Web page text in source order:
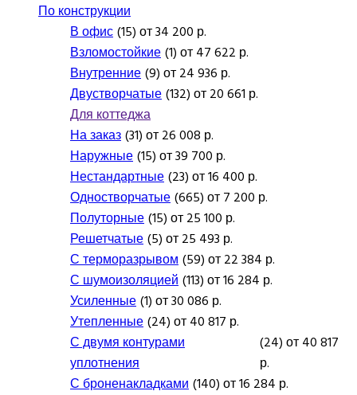
По конструкции
В офис(15) от 34 200 р.
Взломостойкие(1) от 47 622 р.
Внутренние(9) от 24 936 р.
Двустворчатые(132) от 20 661 р.
Для коттеджа
На заказ(31) от 26 008 р.
Наружные(15) от 39 700 р.
Нестандартные(23) от 16 400 р.
Одностворчатые(665) от 7 200 р.
Полуторные(15) от 25 100 р.
Решетчатые(5) от 25 493 р.
С терморазрывом(59) от 22 384 р.
С шумоизоляцией(113) от 16 284 р.
Усиленные(1) от 30 086 р.
Утепленные(24) от 40 817 р.
С двумя контурами
уплотнения
(24) от 40 817
р.
С броненакладками(140) от 16 284 р.